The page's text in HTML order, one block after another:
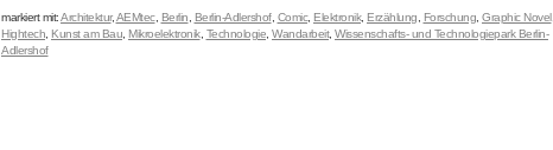
markiert mit:Architektur, AEMtec, Berlin Berlin-Adlershof, Comic, Elektronik, Erzählung Forschung Graphic Novel,
Hightech Kunst am Bau Mikroelektronik, Technologie Wandarbeit, Wissenschafts- und Technologiepark Berlin-
Adlershof